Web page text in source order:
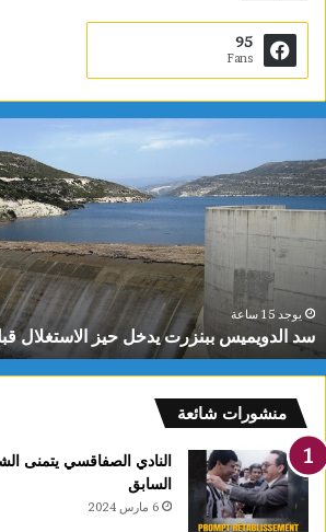
95
Fans
ا
ل
و
س
ب
ب
ر
ت
يوجد 15 ساعة
سد الدويميس ببنزرت يدخل حيز الاستغلال قبل
منشورات شائعة
النادي الصفاقسي يتمنى
السابق
6 مارس 2024